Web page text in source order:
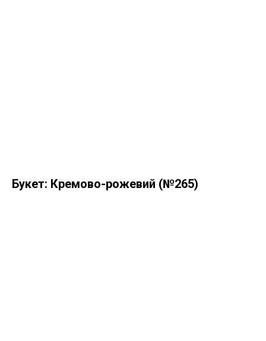
Букет: Кремово-рожевий (№265)